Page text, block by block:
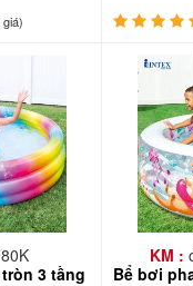
3 tầng
KM :
Bể bơi